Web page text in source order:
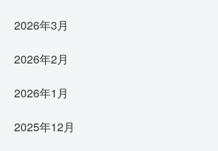
2026年3月
2026年2月
2026年1月
2025年12月